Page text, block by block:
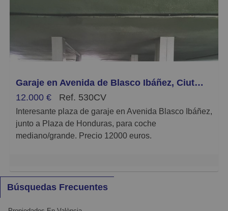
Garaje en Avenida de Blasco Ibáñez, Ciutat Jardí
12.000 €
Ref. 530CV
junto a Plaza de Honduras, para coche
mediano/grande. Precio 12000 euros.
errores, se muestra a título informativo y no
contractual.
Búsquedas Frecuentes